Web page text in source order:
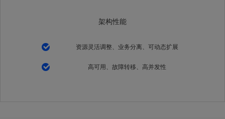
架构性能
资源灵活调整、业务分离、可动态扩展
高可用、故障转移、高并发性